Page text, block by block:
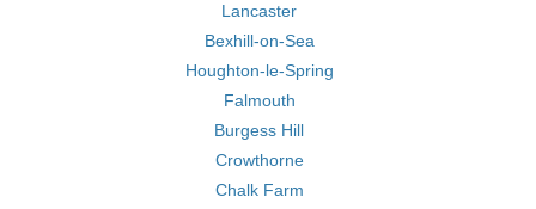
Lancaster
Bexhill-on-Sea
Houghton-le-Spring
Falmouth
Burgess Hill
Crowthorne
Chalk Farm